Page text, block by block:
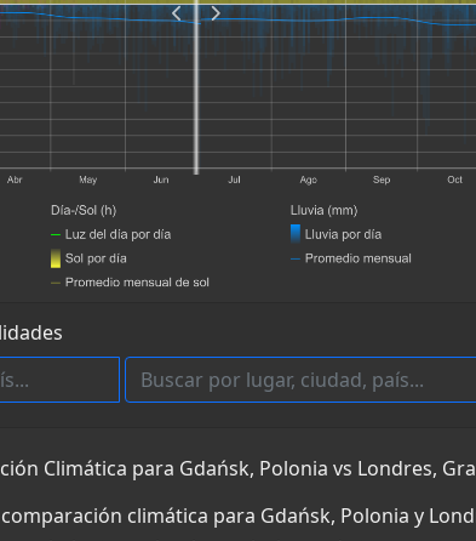
Climática para Gdańsk, Polonia vs Londres,
climática para Gdańsk, Polonia y